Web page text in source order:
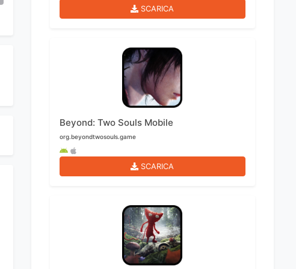
SCARICA
Beyond: Two Souls Mobile
org.beyondtwosouls.game
SCARICA